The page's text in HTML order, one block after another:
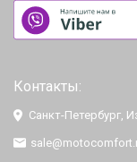
Контакты:
Санкт-Петербург,